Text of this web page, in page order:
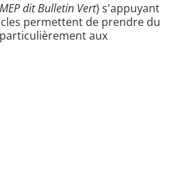
dit Bulletin Vert) s'appuyant
permettent de prendre du
aux